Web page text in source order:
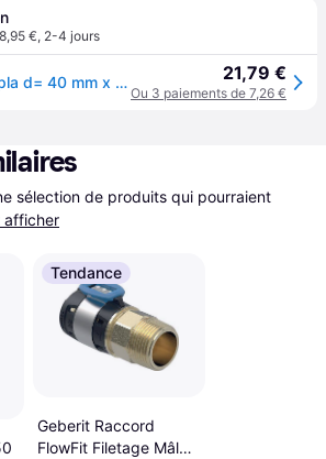
€, 2-4 jours
Geberit raccord Mepla d= 40 mm x R 11/4, avec mâle, laiton rouge 21,79 €
Ou 3 paiements de 7,26 €
sélection de produits qui pourraient
afficher
Tendance
Geberit Raccord
FlowFit Filetage Mâle